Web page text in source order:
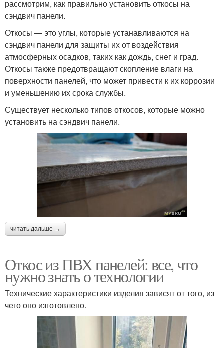
рассмотрим, как правильно установить откосы на
сэндвич панели.
Откосы — это углы, которые устанавливаются на
сэндвич панели для защиты их от воздействия
атмосферных осадков, таких как дождь, снег и град.
Откосы также предотвращают скопление влаги на
поверхности панелей, что может привести к их коррозии
и уменьшению их срока службы.
Существует несколько типов откосов, которые можно
установить на сэндвич панели.
читать дальше →
Откос из ПВХ панелей: все, что
нужно знать о технологии
Технические характеристики изделия зависят от того, из
чего оно изготовлено.